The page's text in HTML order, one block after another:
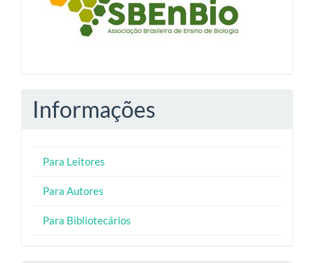
Informações
Para Leitores
Para Autores
Para Bibliotecários